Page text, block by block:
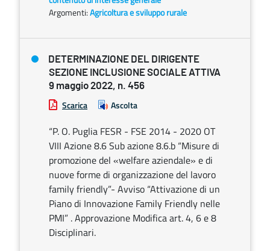
Argomenti:Agricoltura e sviluppo rurale
DETERMINAZIONE DEL DIRIGENTE
SEZIONE INCLUSIONE SOCIALE ATTIVA
9 maggio 2022, n. 456
Scarica Ascolta
“P. O. Puglia FESR - FSE 2014 - 2020 OT
VIII Azione 8.6 Sub azione 8.6.b “Misure di
promozione del «welfare aziendale» e di
nuove forme di organizzazione del lavoro
family friendly”- Avviso “Attivazione di un
Piano di Innovazione Family Friendly nelle
PMI” . Approvazione Modifica art. 4, 6 e 8
Disciplinari.